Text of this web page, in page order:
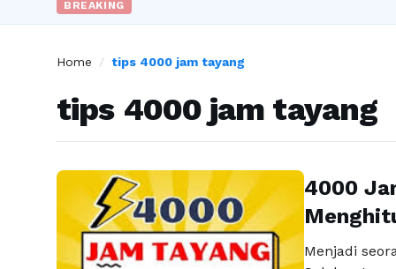
BREAKING
Home / tips 4000 jam tayang
tips 4000 jam tayang
4000
Menjadi